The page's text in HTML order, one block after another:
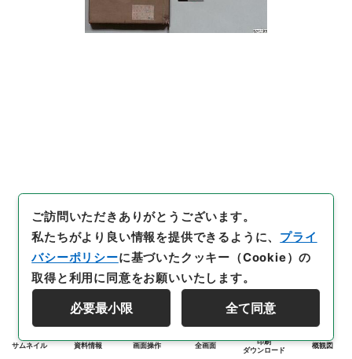
サムネイル 資料情報 画面操作 全画面
印刷
ダウンロード
概観図
ご訪問いただきありがとうございます。
私たちがより良い情報を提供できるように、 プライ
バシーポリシーに基づいたクッキー（Cookie）の
取得と利用に同意をお願いいたします。
必要最小限 全て同意